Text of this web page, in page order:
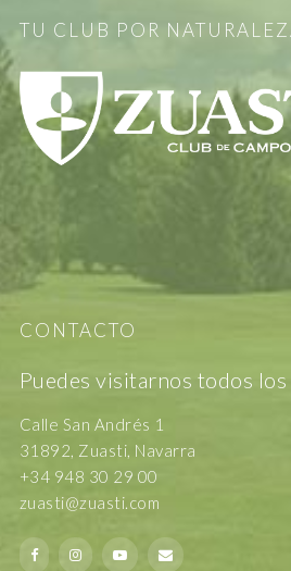
TU CLUB POR
CONTACTO
Puedes visitarnos todos los
Calle San Andrés 1
31892, Zuasti, Navarra
+34 948 30 29 00
zuasti@zuasti.com